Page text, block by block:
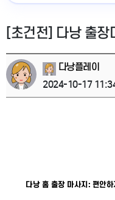
[초건전] 다낭 출장
다낭플레이
2024-10-17
다낭 홈 출장 마사지: 편안